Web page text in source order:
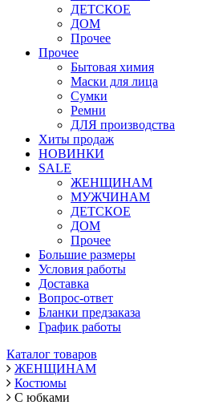
ДЕТСКОЕ
ДОМ
Прочее
Прочее
Бытовая химия
Маски для лица
Сумки
Ремни
ДЛЯ производства
Хиты продаж
НОВИНКИ
SALE
ЖЕНЩИНАМ
МУЖЧИНАМ
ДЕТСКОЕ
ДОМ
Прочее
Большие размеры
Условия работы
Доставка
Вопрос-ответ
Бланки предзаказа
График работы
Каталог товаров
ЖЕНЩИНАМ
Костюмы
С юбками